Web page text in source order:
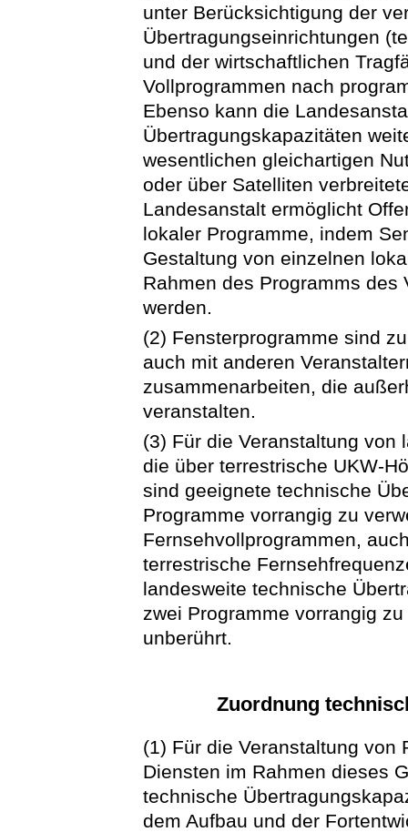
unter Berücksichtigung der
Übertragungseinrichtungen
und der wirtschaftlichen
Vollprogrammen nach
Ebenso kann die
Übertragungskapazitäten
wesentlichen gleichartigen
oder über Satelliten
Landesanstalt ermöglicht
lokaler Programme, indem
Gestaltung von einzelnen
Rahmen des Programms des
werden.
(2) Fensterprogramme sind
auch mit anderen
zusammenarbeiten, die
veranstalten.
(3) Für die Veranstaltung von
die über terrestrische UKW-
sind geeignete technische
Programme vorrangig zu
Fernsehvollprogrammen,
terrestrische
landesweite technische
zwei Programme vorrangig
unberührt.
Zuordnung
(1) Für die Veranstaltung von
Diensten im Rahmen dieses
technische
dem Aufbau und der